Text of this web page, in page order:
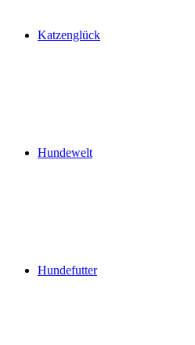
Katzenglück
Hundewelt
Hundefutter